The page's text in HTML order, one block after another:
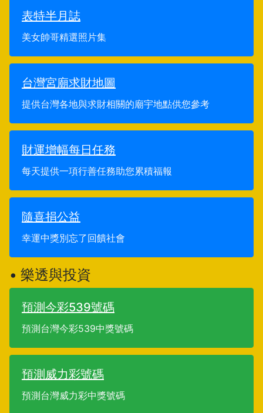
表特半月誌
美女帥哥精選照片集
台灣宮廟求財地圖
提供台灣各地與求財相關的廟宇地點供您參考
財運增幅每日任務
每天提供一項行善任務助您累積福報
隨喜捐公益
幸運中獎別忘了回饋社會
• 樂透與投資
預測今彩539號碼
預測台灣今彩539中獎號碼
預測威力彩號碼
預測台灣威力彩中獎號碼